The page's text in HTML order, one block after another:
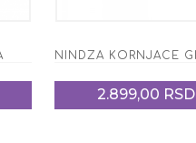
2.899,00 RSD